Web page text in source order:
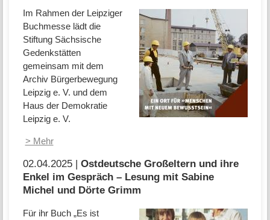
Im Rahmen der Leipziger
Buchmesse lädt die
Stiftung Sächsische
Gedenkstätten
gemeinsam mit dem
Archiv Bürgerbewegung
Leipzig e. V. und dem
Haus der Demokratie
Leipzig e. V.
> Mehr
02.04.2025 | Ostdeutsche Großeltern und ihre
Enkel im Gespräch – Lesung mit Sabine
Michel und Dörte Grimm
Für ihr Buch „Es ist